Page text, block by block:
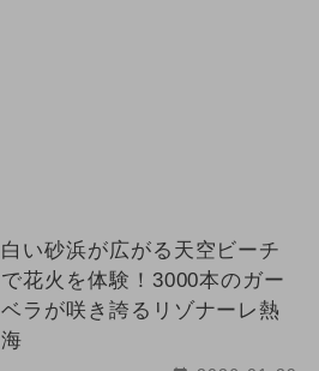
白い砂浜が広がる天空ビーチ
で花火を体験！3000本のガー
ベラが咲き誇るリゾナーレ熱
海